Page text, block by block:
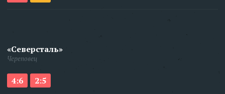
«Северсталь»
Череповец
4:6 2:5